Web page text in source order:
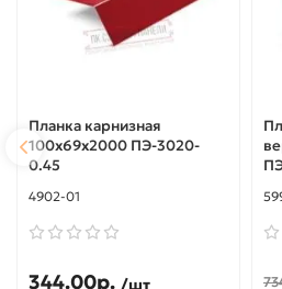
Планка карнизная
100х69х2000 ПЭ-3020-
0.45
4902-01
344.00р. /шт